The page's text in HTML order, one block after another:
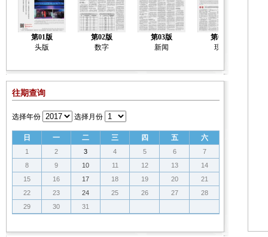
第01版
头版
第02版
数字
第03版
新闻
第04版
现场
往期查询
选择年份 选择月份
日 一 二 三 四 五 六
1 2 3 4 5 6
7
8
9 10 11 12 13
14
15
16 17 18 19 20
21
22
23 24 25 26 27
28
29
30 31